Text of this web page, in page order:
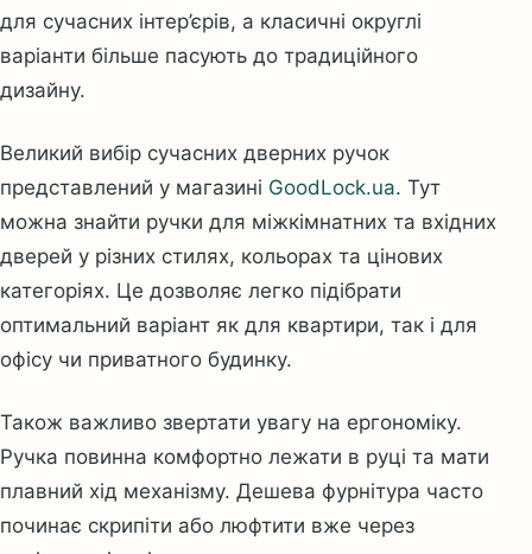
для сучасних інтер’єрів, а класичні округлі
варіанти більше пасують до традиційного
дизайну.
Великий вибір сучасних дверних ручок
представлений у магазині GoodLock.ua. Тут
можна знайти ручки для міжкімнатних та вхідних
дверей у різних стилях, кольорах та цінових
категоріях. Це дозволяє легко підібрати
оптимальний варіант як для квартири, так і для
офісу чи приватного будинку.
Також важливо звертати увагу на ергономіку.
Ручка повинна комфортно лежати в руці та мати
плавний хід механізму. Дешева фурнітура часто
починає скрипіти або люфтити вже через